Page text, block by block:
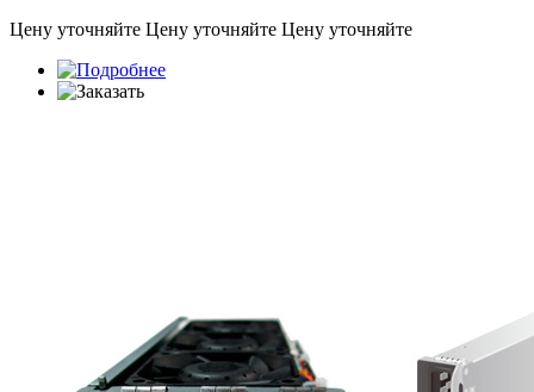
Цену уточняйте Цену уточняйте Цену уточняйте